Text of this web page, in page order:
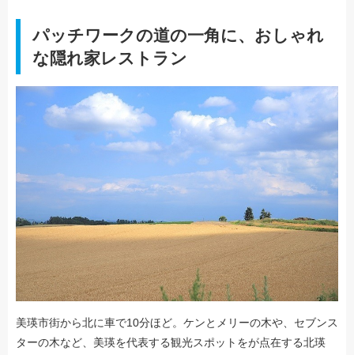
パッチワークの道の一角に、おしゃれ
な隠れ家レストラン
美瑛市街から北に車で10分ほど。ケンとメリーの木や、セブンス
ターの木など、美瑛を代表する観光スポットをが点在する北瑛